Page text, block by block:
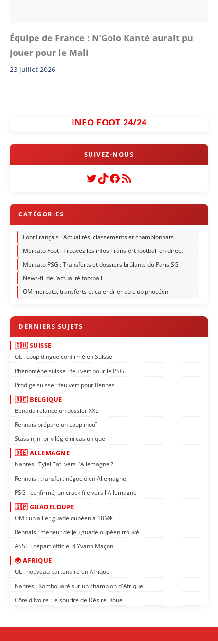
Équipe de France : N’Golo Kanté aurait pu
jouer pour le Mali
23 juillet 2026
INFO FOOT 24/24
Twitter
TikTok
Facebook
Flux RSS
Foot Français : Actualités, classements et championnats
Mercato Foot : Trouvez les infos Transfert football en direct
Mercato PSG : Transferts et dossiers brûlants du Paris SG !
News-fil de l’actualité football
OM mercato, transferts et calendrier du club phocéen
🇨🇭 SUISSE
OL : coup dingue confirmé en Suisse
Phénomène suisse : feu vert pour le PSG
Prodige suisse : feu vert pour Rennes
🇧🇪 BELGIQUE
Benatia relance un dossier XXL
Rennais prépare un coup inouï
Stassin, ni privilégié ni cas unique
🇩🇪 ALLEMAGNE
Nantes : Tylel Tati vers l'Allemagne ?
Rennais : transfert négocié en Allemagne
PSG : confirmé, un crack file vers l'Allemagne
🇬🇵 GUADELOUPE
OM : un ailier guadeloupéen à 18M€
Rennais : meneur de jeu guadeloupéen trouvé
ASSE : départ officiel d'Yvann Maçon
🌍 AFRIQUE
OL : nouveau partenaire en Afrique
Nantes : Kombouaré sur un champion d'Afrique
Côte d'Ivoire : le sourire de Désiré Doué